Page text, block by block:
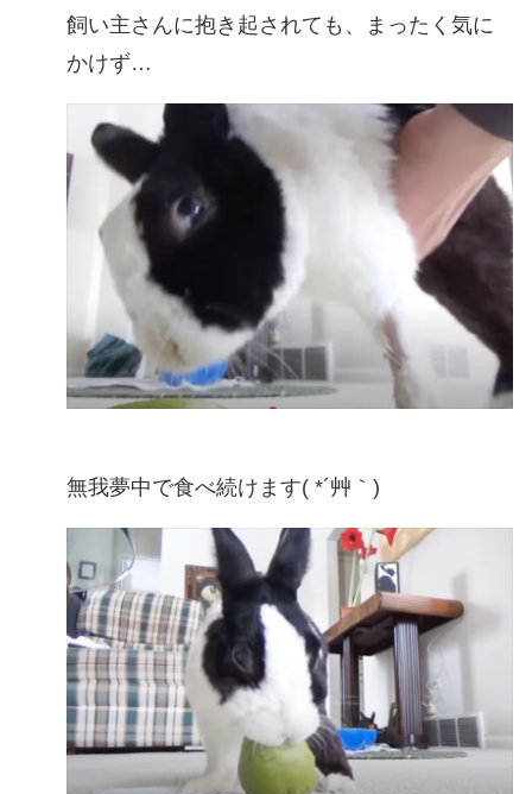
飼い主さんに抱き起されても、まったく気に
かけず…
無我夢中で食べ続けます( *´艸｀)